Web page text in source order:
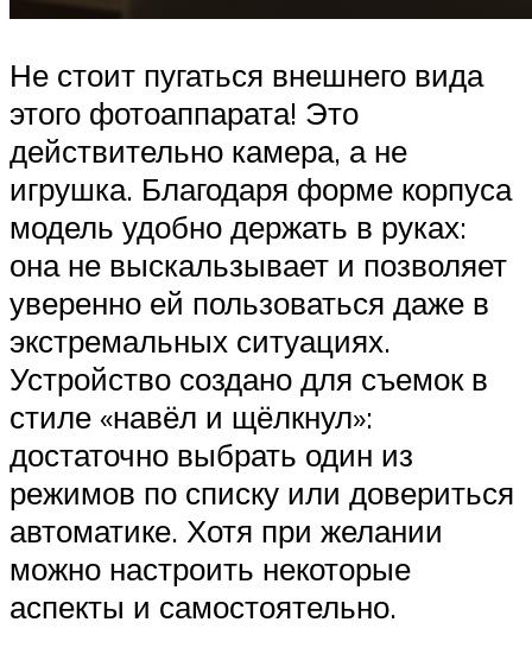
Не стоит пугаться внешнего вида
этого фотоаппарата! Это
действительно камера, а не
игрушка. Благодаря форме корпуса
модель удобно держать в руках:
она не выскальзывает и позволяет
уверенно ей пользоваться даже в
экстремальных ситуациях.
Устройство создано для съемок в
стиле «навёл и щёлкнул»:
достаточно выбрать один из
режимов по списку или довериться
автоматике. Хотя при желании
можно настроить некоторые
аспекты и самостоятельно.